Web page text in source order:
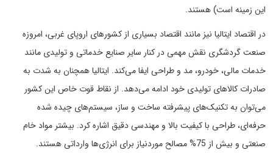
این زمینه است) هستند.
در اقتصاد ایتالیا نیز مانند اقتصاد بسیاری از کشورهای اروپای غربی، امروزه
صنعت گردشگری نقش مهمی در کنار سایر صنایع خدماتی و تولیدی مانند
خدمات مالی، خودرو، مد و طراحی ایفا می‌کند. ایتالیا همچنان به شدت به
صادرات کالاهای تولیدی خود ادامه می‌دهد. از نقاط قوت خاص این کشور
می‌توان به تکنیک‌های پیشرفته ساخت و ساز، سیستم‌‌های چیده شده
حرفه‌ای، طراحی با کیفیت بالا و مهندسی دقیق اشاره کرد. بیشتر مواد خام
صنعتی و بیش از 75% مصالح موردنیاز برای انرژی‌ها وارداتی هستند.